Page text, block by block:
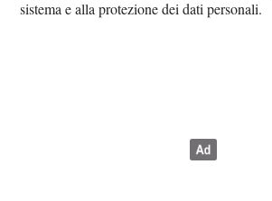
sistema e alla protezione dei dati personali.